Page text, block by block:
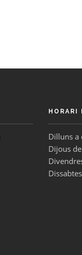
HORARI
Dilluns a
Dijous